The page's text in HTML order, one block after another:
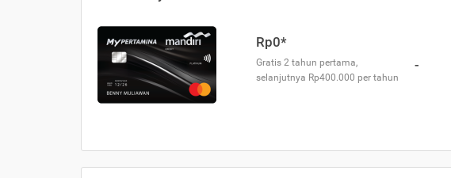
Rp0*
Gratis 2 tahun pertama,
selanjutnya Rp400.000 per tahun
-